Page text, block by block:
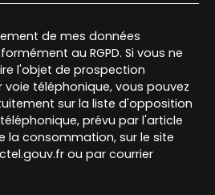
de mes données
au RGPD. Si vous ne
l'objet de prospection
téléphonique, vous pouvez
sur la liste d'opposition
prévu par l'article
la consommation, sur le site
ou par courrier